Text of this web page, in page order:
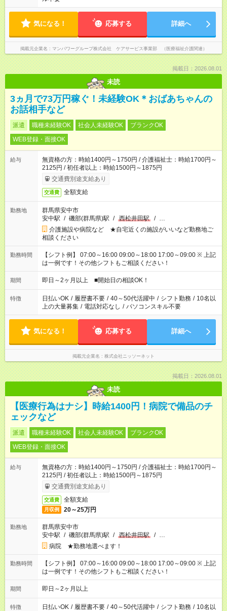
気になる！ 応募する 詳細へ
掲載元企業名 マンパワーグループ株式会社 ケアサービス事業部 （医療福祉介護関連）
掲載日：2026.08.01
未読
3ヵ月で73万円稼ぐ！未経験OK＊おばあちゃんの
お話相手など
派遣 職種未経験OK 社会人未経験OK
ブランクOK
WEB登録・面接OK
給与
無資格の方：時給1400円～1750円 / 介護福祉士：時給1700円～
2125円 / 初任者以上：時給1500円～1875円
交通費別途支給あり
交通費 全額支給
勤務地
群馬県安中市
安中駅 / 磯部(群馬県)駅 / 西松井田駅 / …
介護施設や病院など ★自宅近くの施設がいいなど勤務地ご
相談ください
勤務時間
【シフト例】 07:00～16:00 09:00～18:00 17:00～09:00 ※ 上記
は一例です！その他シフトもご相談ください！
期間 即日～2ヶ月以上 ■開始日の相談OK！
特徴 日払いOK / 履歴書不要 / 40～50代活躍中 / シフト勤務 / 10名以
上の大量募集 / 電話対応なし / パソコンスキル不要
気になる！ 応募する 詳細へ
掲載元企業名 株式会社ニッソーネット
掲載日：2026.08.01
未読
【医療行為はナシ】時給1400円！病院で備品のチ
ェックなど
派遣 職種未経験OK 社会人未経験OK
ブランクOK
WEB登録・面接OK
給与
無資格の方：時給1400円～1750円 / 介護福祉士：時給1700円～
2125円 / 初任者以上：時給1500円～1875円
交通費別途支給あり
交通費 全額支給
月収例 20～25万円
勤務地
群馬県安中市
安中駅 / 磯部(群馬県)駅 / 西松井田駅 / …
病院 ★勤務地選べます！
勤務時間
【シフト例】 07:00～16:00 09:00～18:00 17:00～09:00 ※ 上記
は一例です！その他シフトもご相談ください！
期間 即日～2ヶ月以上
特徴 日払いOK / 履歴書不要 / 40～50代活躍中 / シフト勤務 / 10名以